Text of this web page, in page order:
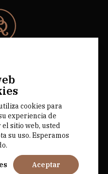
cookies para
experiencia de
sitio web, usted
su uso. Esperamos
Aceptar
reservados.
2019.